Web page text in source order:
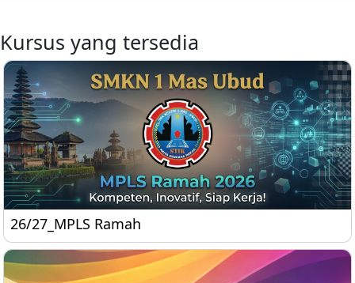
Kursus yang tersedia
26/27_MPLS Ramah
26/27_MPLS Ramah